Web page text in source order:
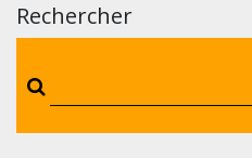
Rechercher